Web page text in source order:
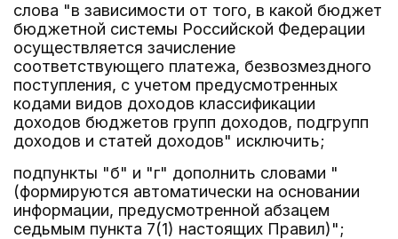
слова "в зависимости от того, в какой бюджет
бюджетной системы Российской Федерации
осуществляется зачисление
соответствующего платежа, безвозмездного
поступления, с учетом предусмотренных
кодами видов доходов классификации
доходов бюджетов групп доходов, подгрупп
доходов и статей доходов" исключить;
подпункты "б" и "г" дополнить словами "
(формируются автоматически на основании
информации, предусмотренной абзацем
седьмым пункта 7(1) настоящих Правил)";